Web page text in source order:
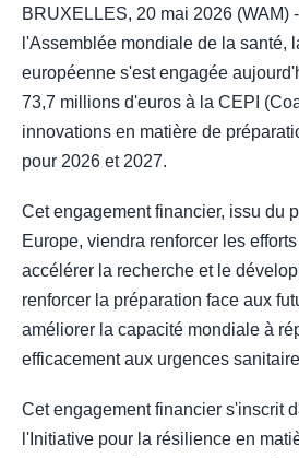
BRUXELLES, 20 mai 2026 (WAM)
l'Assemblée mondiale de la santé,
européenne s'est engagée
73,7 millions d'euros à la CEPI
innovations en matière de
pour 2026 et 2027.
Cet engagement financier, issu du
Europe, viendra renforcer les
accélérer la recherche et le
renforcer la préparation face aux
améliorer la capacité mondiale à
efficacement aux urgences
Cet engagement financier s'inscrit
l'Initiative pour la résilience en